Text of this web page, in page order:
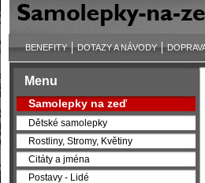
Menu
Samolepky na zeď
Dětské samolepky
Rostliny, Stromy, Květiny
Citáty a jména
Postavy - Lidé
BENEFITY DOTAZY A NÁVODY